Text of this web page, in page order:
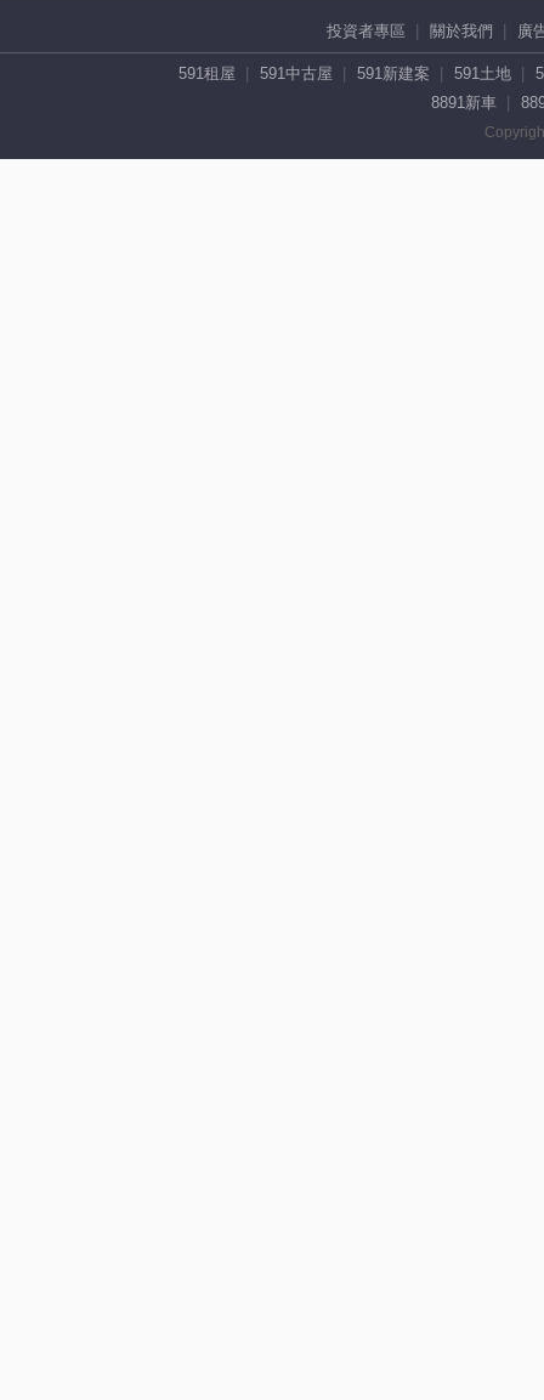
投資者專區 關於我們 廣
591租屋 591中古屋 591新建案 591土地
8891新車